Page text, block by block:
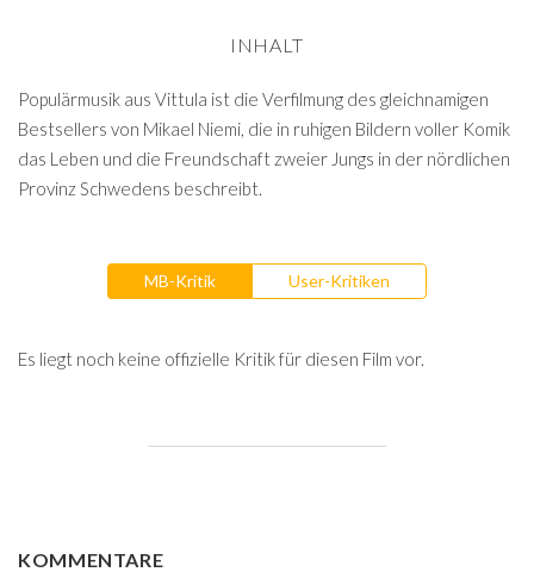
INHALT
Populärmusik aus Vittula ist die Verfilmung des gleichnamigen
Bestsellers von Mikael Niemi, die in ruhigen Bildern voller Komik
das Leben und die Freundschaft zweier Jungs in der nördlichen
Provinz Schwedens beschreibt.
MB-Kritik User-Kritiken
Es liegt noch keine offizielle Kritik für diesen Film vor.
KOMMENTARE